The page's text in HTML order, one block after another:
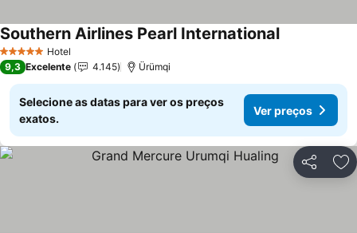
5 Estrelas Hotel
Southern Airlines Pearl InternationalVer preços
9,3 Excelente 4.145 Ürümqi
Selecione as datas para ver os preços
exatos.
Ver preços
Partilhar